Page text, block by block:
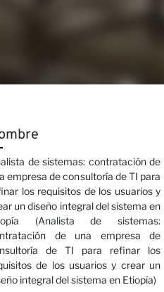
de sistemas: contratación de
empresa de consultoría de TI para
los requisitos de los usuarios y
un diseño integral del sistema en
(Analista de sistemas:
de una empresa de
de TI para refinar los
de los usuarios y crear un
integral del sistema en Etiopía)